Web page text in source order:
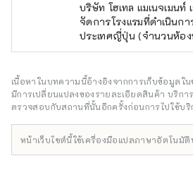
บริษัท โฮเทล แมเนจเมนท์
จัดการโรงแรมที่ดำเนินก
ประเทศญี่ปุ่น (จำนวนห้อ
นอกเหนือจากแบรนด์ของ
แล้ว บริษัทยังบริหารและ
แห่ง เช่น "ฮิลตัน" "เชอรา
เนื้อหาในบทความนี้อ้างอิงจากการเก็บข้อมูลใ
มีการเปลี่ยนแปลงของรายละเอียดสินค้า บริก
ตรวจสอบกับสถานที่นั้นอีกครั้งก่อนการไปใช้บริ
หน้าเว็บไซต์นี้ใช้เครื่องมือแปลภาษาอัตโนมั